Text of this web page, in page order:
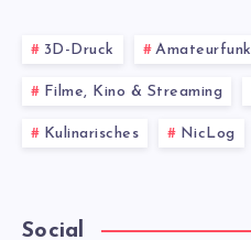
3D-Druck Amateurfunk
Filme, Kino & Streaming
Kulinarisches NicLog
Social